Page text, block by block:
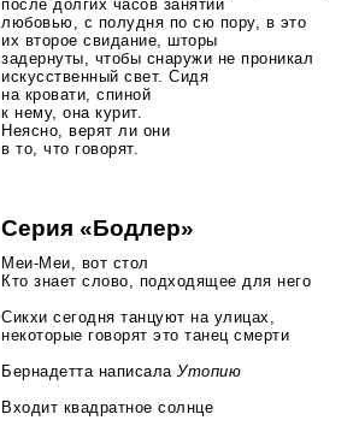
после долгих часов занятий
любовью, с полудня по сю пору, в это
их второе свидание, шторы
задернуты, чтобы снаружи не проникал
искусственный свет. Сидя
на кровати, спиной
к нему, она курит.
Неясно, верят ли они
в то, что говорят.
Серия «Бодлер»
Меи-Меи , вот стол
Кто знает слово, подходящее для него
Сикхи сегодня танцуют на улицах,
некоторые говорят это танец смерти
Бернадетта написалаУтопию
Входит квадратное солнце